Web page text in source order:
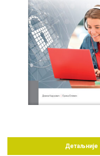
Детаљније